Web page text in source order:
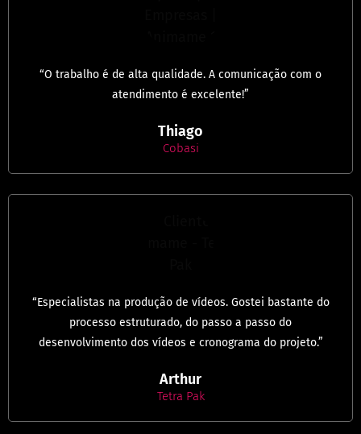
“O trabalho é de alta qualidade. A comunicação com o
atendimento é excelente!”
Thiago
Cobasi
“Especialistas na produção de vídeos. Gostei bastante do
processo estruturado, do passo a passo do
desenvolvimento dos vídeos e cronograma do projeto.”
Arthur
Tetra Pak